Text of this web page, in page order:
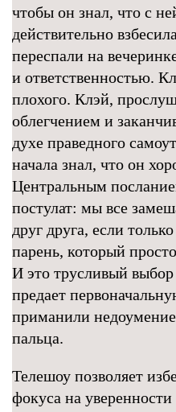
чтобы он знал, что с
действительно
переспали на
и ответственностью.
плохого. Клэй,
облегчением и
духе праведного
начала знал, что он
Центральным
постулат: мы все
друг друга, если
парень, который
И это трусливый
предает
приманили
пальца.
Телешоу позволяет
фокуса на